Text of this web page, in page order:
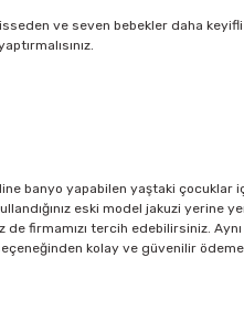
ve seven bebekler daha
banyo yapabilen yaştaki çocuklar
eski model jakuzi yerine
firmamızı tercih edebilirsiniz.
kolay ve güvenilir ödeme